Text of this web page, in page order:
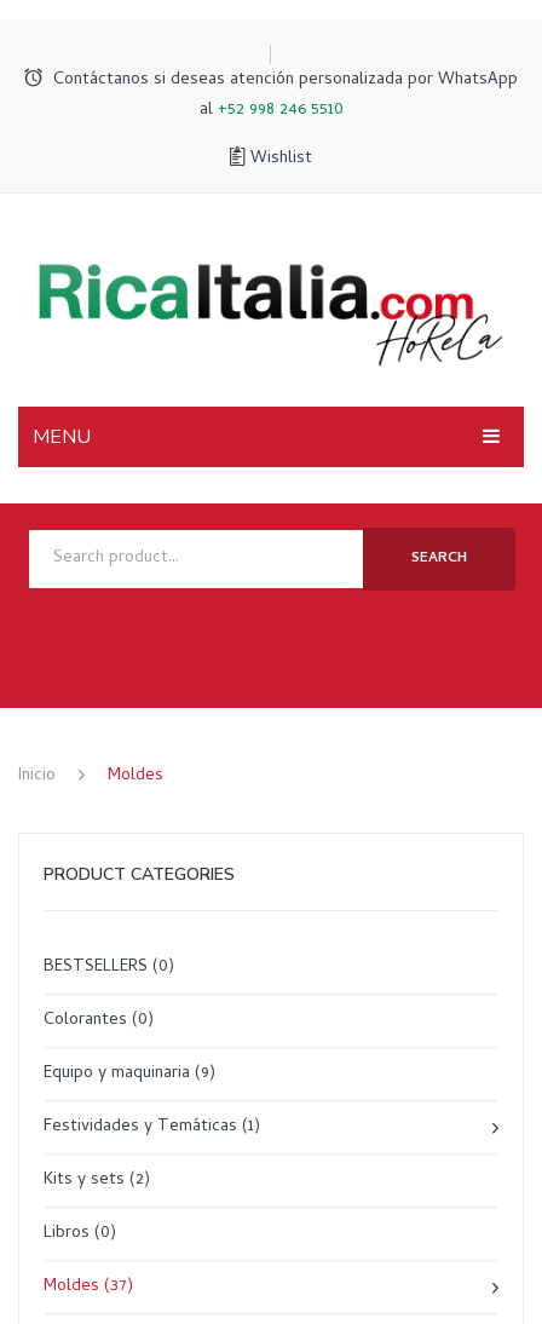
Contáctanos si deseas atención personalizada por WhatsApp
al +52 998 246 5510
Wishlist
MENU
INICIO
NOSOTROS
TIENDA
CONTACTO
SEARCH
Inicio Moldes
PRODUCT CATEGORIES
BESTSELLERS (0)
Colorantes (0)
Equipo y maquinaria (9)
Festividades y Temáticas (1)
Kits y sets (2)
Libros (0)
Moldes (37)